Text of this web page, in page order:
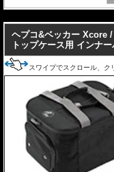
ヘプコ&ベッカー Xcore
トップケース用 インナ
スワイプでスクロール、ク